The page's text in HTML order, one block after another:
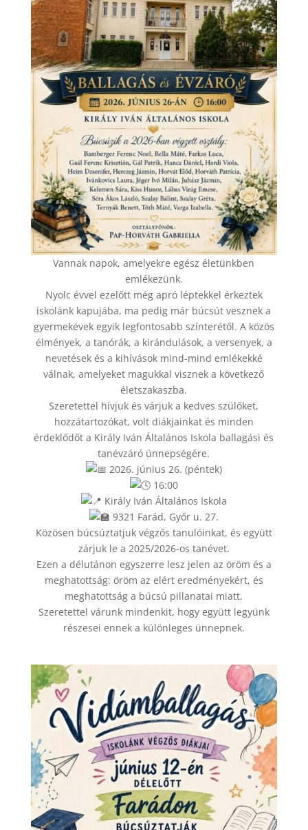
Vannak napok, amelyekre egész életünkben
emlékezünk.
Nyolc évvel ezelőtt még apró léptekkel érkeztek
iskolánk kapujába, ma pedig már búcsút vesznek a
gyermekévek egyik legfontosabb színterétől. A közös
élmények, a tanórák, a kirándulások, a versenyek, a
nevetések és a kihívások mind-mind emlékekké
válnak, amelyeket magukkal visznek a következő
életszakaszba.
Szeretettel hívjuk és várjuk a kedves szülőket,
hozzátartozókat, volt diákjainkat és minden
érdeklődőt a Király Iván Általános Iskola ballagási és
tanévzáró ünnepségére.
2026. június 26. (péntek)
16:00
Király Iván Általános Iskola
9321 Farád, Győr u. 27.
Közösen búcsúztatjuk végzős tanulóinkat, és együtt
zárjuk le a 2025/2026-os tanévet.
Ezen a délutánon egyszerre lesz jelen az öröm és a
meghatottság: öröm az elért eredményekért, és
meghatottság a búcsú pillanatai miatt.
Szeretettel várunk mindenkit, hogy együtt legyünk
részesei ennek a különleges ünnepnek.